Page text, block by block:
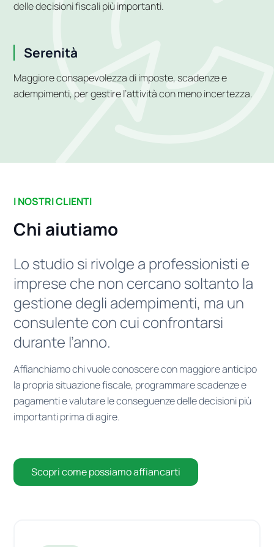
delle decisioni fiscali più importanti.
Serenità
Maggiore consapevolezza di imposte, scadenze e
adempimenti, per gestire l’attività con meno incertezza.
I NOSTRI CLIENTI
Chi aiutiamo
Lo studio si rivolge a professionisti e
imprese che non cercano soltanto la
gestione degli adempimenti, ma un
consulente con cui confrontarsi
durante l’anno.
Affianchiamo chi vuole conoscere con maggiore anticipo
la propria situazione fiscale, programmare scadenze e
pagamenti e valutare le conseguenze delle decisioni più
importanti prima di agire.
Scopri come possiamo affiancarti